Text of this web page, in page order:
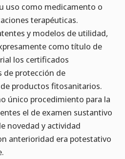
uso como medicamento o
terapéuticas.
y modelos de utilidad,
como título de
los certificados
de protección de
productos fitosanitarios.
único procedimiento para la
el de examen sustantivo
novedad y actividad
anterioridad era potestativo